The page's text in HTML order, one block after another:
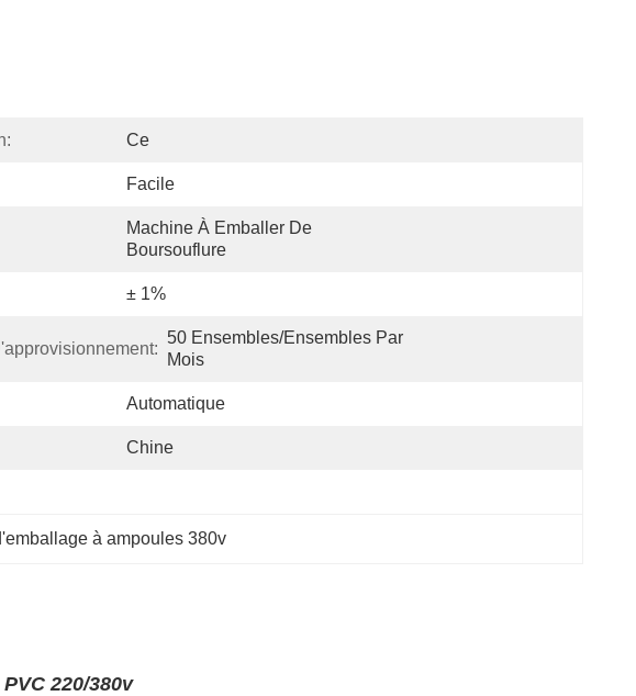
Ce
Facile
Machine À Emballer De
Boursouflure
± 1%
50 Ensembles/ensembles Par
Mois
Automatique
Chine
à ampoules 380v
220/380v